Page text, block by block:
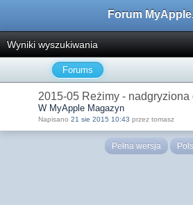
Forum
Wyniki wyszukiwania
Forums
2015-05 Reżimy - nadgryziona
W MyApple Magazyn
Napisano 21 sie 2015 10:43 przez tomasz
Pełna wersja